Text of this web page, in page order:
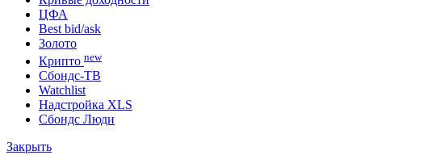
ЦФА
Best bid/ask
Золото
Крипто new
Сбондс-ТВ
Watchlist
Надстройка XLS
Сбондс Люди
Закрыть